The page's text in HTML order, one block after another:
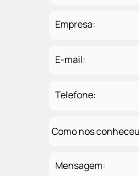
Empresa:
E-mail:
Telefone:
Mensagem: